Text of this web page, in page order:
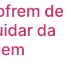
de
da